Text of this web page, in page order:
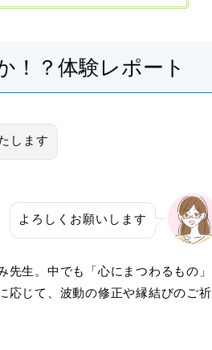
！？体験レポート
します
よろしくお願いします
生。中でも「心にまつわるもの」
応じて、波動の修正や縁結びのご祈